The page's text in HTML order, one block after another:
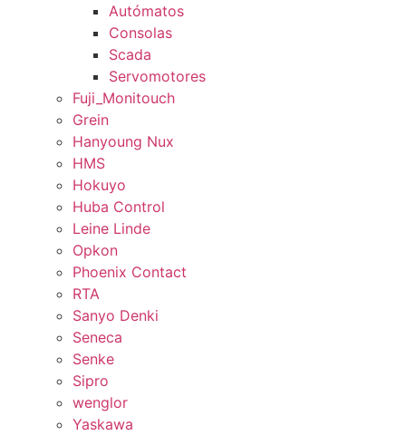
Autómatos
Consolas
Scada
Servomotores
Fuji_Monitouch
Grein
Hanyoung Nux
HMS
Hokuyo
Huba Control
Leine Linde
Opkon
Phoenix Contact
RTA
Sanyo Denki
Seneca
Senke
Sipro
wenglor
Yaskawa